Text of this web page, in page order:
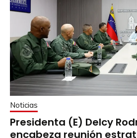
Noticias
Presidenta (E) Delcy
encabeza reunión